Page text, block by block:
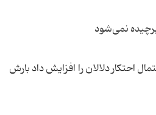
نمی‌شود
احتکار دلالان را افزایش داد بارش